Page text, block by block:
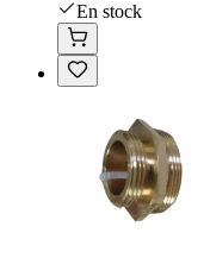
En stock